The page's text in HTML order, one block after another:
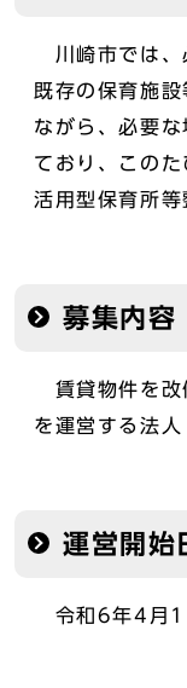
川崎市では、
既存の保育施
ながら、必要
ており、この
活用型保育所等
募集内容
賃貸物件を改
を運営する法人
運営開始
令和6年4月1